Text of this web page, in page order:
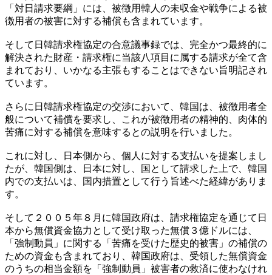
「対日請求要綱」には、被徴用韓人の未収金や戦争による被
徴用者の被害に対する補償も含まれています。
そして日韓請求権協定の合意議事録では、完全かつ最終的に
解決された財産・請求権に当該八項目に属する請求が全て含
まれており、いかなる主張もすることはできない旨明記され
ています。
さらに日韓請求権協定の交渉において、韓国は、被徴用者全
般について補償を要求し、これが被徴用者の精神的、肉体的
苦痛に対する補償を意味するとの説明を行いました。
これに対し、日本側から、個人に対する支払いを提案しまし
たが、韓国側は、日本に対し、国として請求した上で、韓国
内での支払いは、国内措置として行う旨述べた経緯がありま
す。
そして２００５年８月に韓国政府は、請求権協定を通じて日
本から無償資金協力として受け取った無償３億ドルには、
「強制動員」に関する「苦痛を受けた歴史的被害」の補償の
ための資金も含まれており、韓国政府は、受領した無償資金
のうちの相当金額を「強制動員」被害者の救済に使わなけれ